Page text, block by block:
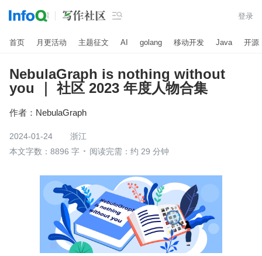
 登录
首页 月更活动 主题征文 AI golang 移动开发 Java 开源
NebulaGraph is nothing without
you ｜ 社区 2023 年度人物合集
作者： NebulaGraph
2024-01-24
浙江
本文字数：8896 字
阅读完需：约 29 分钟